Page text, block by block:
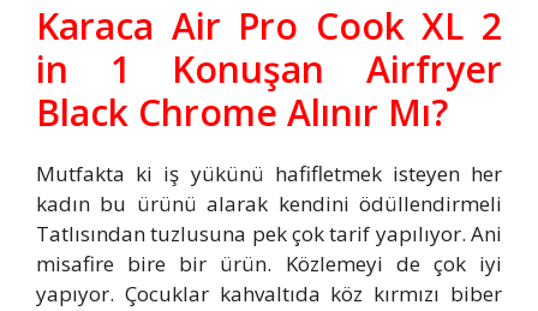
Karaca Air Pro Cook XL 2
in 1 Konuşan Airfryer
Black Chrome Alınır Mı?
Mutfakta ki iş yükünü hafifletmek isteyen her
kadın bu ürünü alarak kendini ödüllendirmeli
Tatlısından tuzlusuna pek çok tarif yapılıyor. Ani
misafire bire bir ürün. Közlemeyi de çok iyi
yapıyor. Çocuklar kahvaltıda köz kırmızı biber